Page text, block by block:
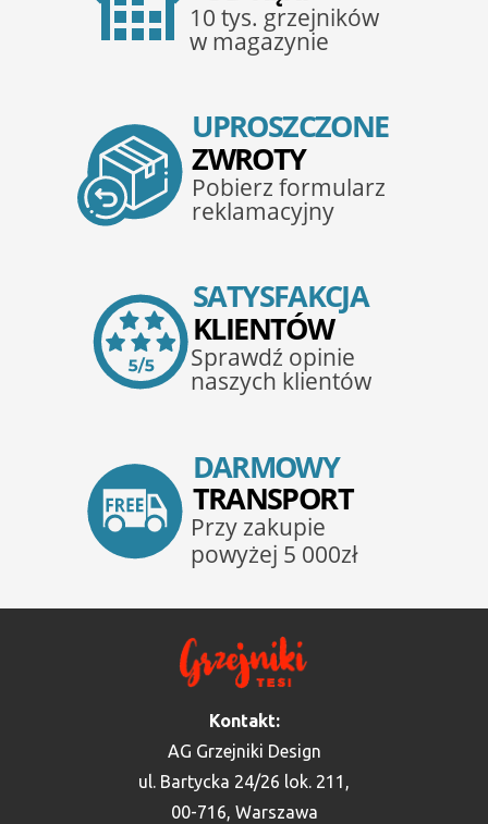
Kontakt:
AG Grzejniki Design
ul. Bartycka 24/26 lok. 211,
00-716, Warszawa